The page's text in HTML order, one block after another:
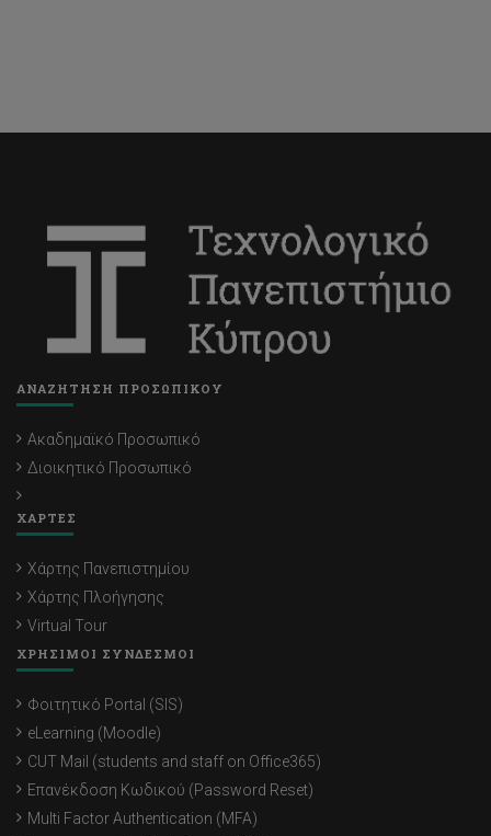
ΑΝΑΖΗΤΗΣΗ ΠΡΟΣΩΠΙΚΟΥ
Ακαδημαϊκό Προσωπικό
Διοικητικό Προσωπικό
ΧΑΡΤΕΣ
Χάρτης Πανεπιστημίου
Χάρτης Πλοήγησης
Virtual Tour
ΧΡΗΣΙΜΟΙ ΣΥΝΔΕΣΜΟΙ
Φοιτητικό Portal (SIS)
eLearning (Moodle)
CUT Mail (students and staff on Office365)
Επανέκδοση Κωδικού (Password Reset)
Multi Factor Authentication (MFA)